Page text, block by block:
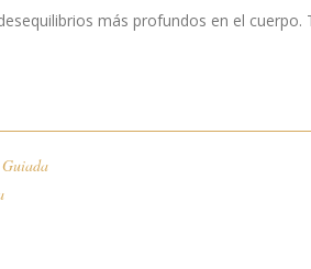
más profundos en el cuerpo.